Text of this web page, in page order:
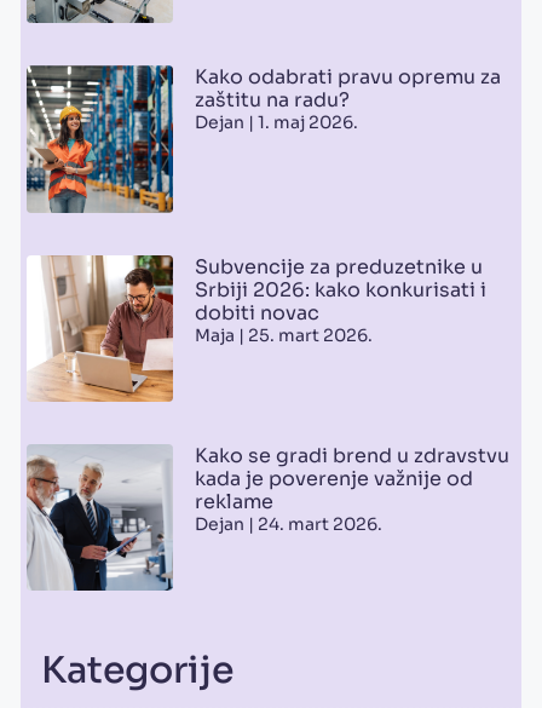
Kako odabrati pravu opremu za
zaštitu na radu?
Dejan 1. maj 2026.
Subvencije za preduzetnike u
Srbiji 2026: kako konkurisati i
dobiti novac
Maja 25. mart 2026.
Kako se gradi brend u zdravstvu
kada je poverenje važnije od
reklame
Dejan 24. mart 2026.
Kategorije